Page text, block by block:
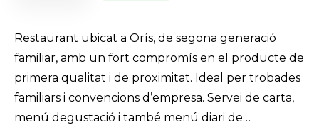
Restaurant ubicat a Orís, de segona generació
familiar, amb un fort compromís en el producte de
primera qualitat i de proximitat. Ideal per trobades
familiars i convencions d’empresa. Servei de carta,
menú degustació i també menú diari de…